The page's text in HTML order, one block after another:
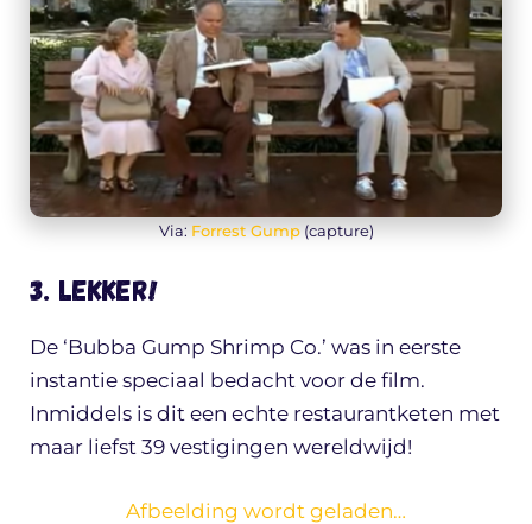
Via: Forrest Gump(capture)
3. Lekker!
De ‘Bubba Gump Shrimp Co.’ was in eerste
instantie speciaal bedacht voor de film.
Inmiddels is dit een echte restaurantketen met
maar liefst 39 vestigingen wereldwijd!
Afbeelding wordt geladen…